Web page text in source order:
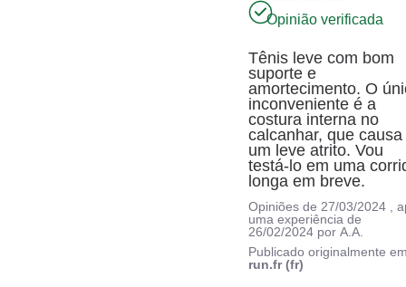
Opinião verificada
Tênis leve com bom
suporte e
amortecimento. O
inconveniente é a
costura interna no
calcanhar, que causa
um leve atrito. Vou
testá-lo em uma
longa em breve.
Opiniões de27/03/2024 ,
uma experiência de
26/02/2024 porA.A.
Publicado originalmente
run.fr (fr)